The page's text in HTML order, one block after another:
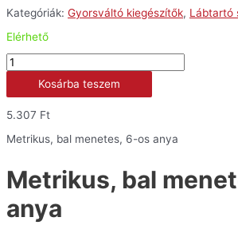
Kategóriák: Gyorsváltó kiegészítők, Lábtartó
Elérhető
Metrikus,
bal
menetes,
6-
os
anya
mennyiség
Kosárba teszem
5.307 Ft
Metrikus, bal menetes, 6-os anya
Metrikus, bal
anya